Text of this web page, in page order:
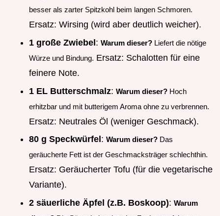
besser als zarter Spitzkohl beim langen Schmoren.
Ersatz: Wirsing (wird aber deutlich weicher).
1 große Zwiebel: Warum dieser? Liefert die nötige
Würze und Bindung. Ersatz: Schalotten für eine
feinere Note.
1 EL Butterschmalz: Warum dieser? Hoch
erhitzbar und mit butterigem Aroma ohne zu verbrennen.
Ersatz: Neutrales Öl (weniger Geschmack).
80 g Speckwürfel : Warum dieser? Das
geräucherte Fett ist der Geschmacksträger schlechthin.
Ersatz: Geräucherter Tofu (für die vegetarische
Variante).
2 säuerliche Äpfel (z.B. Boskoop): Warum